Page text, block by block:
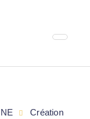
Création